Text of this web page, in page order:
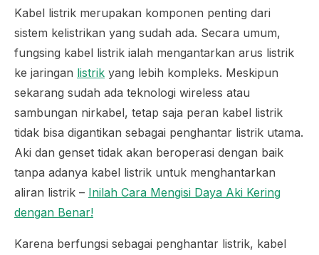
Kabel listrik merupakan komponen penting dari
sistem kelistrikan yang sudah ada. Secara umum,
fungsing kabel listrik ialah mengantarkan arus listrik
ke jaringan listrik yang lebih kompleks. Meskipun
sekarang sudah ada teknologi wireless atau
sambungan nirkabel, tetap saja peran kabel listrik
tidak bisa digantikan sebagai penghantar listrik utama.
Aki dan genset tidak akan beroperasi dengan baik
tanpa adanya kabel listrik untuk menghantarkan
aliran listrik – Inilah Cara Mengisi Daya Aki Kering
dengan Benar!
Karena berfungsi sebagai penghantar listrik, kabel